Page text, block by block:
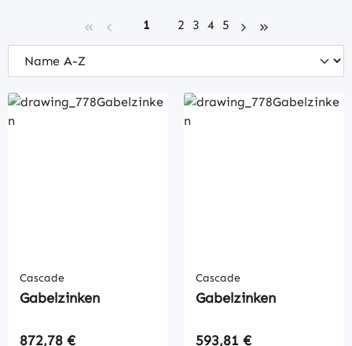
Seite
1 Seite
2 Seite
3 Seite
4 Seite
5
Cascade
Gabelzinken
Regulärer Preis:
872,78 €
Cascade
Gabelzinken
Regulärer Preis:
593,81 €